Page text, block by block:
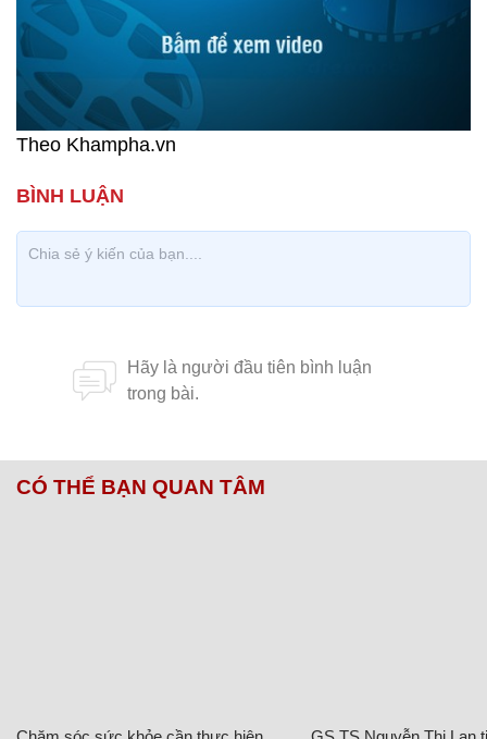
Theo Khampha.vn
CÓ THỂ BẠN QUAN TÂM